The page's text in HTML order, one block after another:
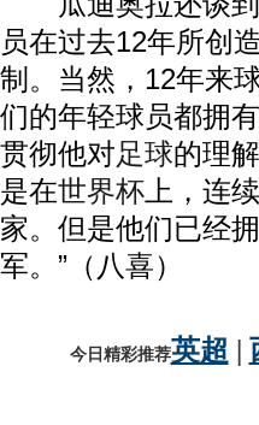
员在过去12年所创
制。当然，12年来
们的年轻球员都拥
贯彻他对足球的理
是在世界杯 上，连
家。但是他们已经
军。”（八喜）